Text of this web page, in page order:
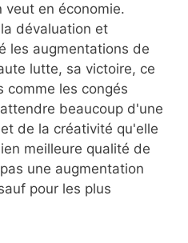
veut en économie.
dévaluation et
les augmentations de
lutte, sa victoire, ce
comme les congés
beaucoup d'une
de la créativité qu'elle
meilleure qualité de
une augmentation
pour les plus